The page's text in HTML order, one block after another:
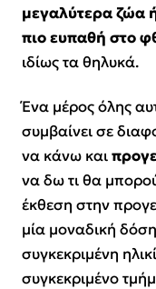
μεγαλύτερα ζώα
πιο ευπαθή στο
ιδίως τα θηλυκά.
Ένα μέρος όλης
συμβαίνει σε
να κάνω και
να δω τι θα
έκθεση στην
μία μοναδική
συγκεκριμένη
συγκεκριμένο